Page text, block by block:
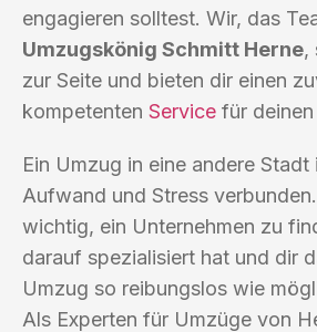
engagieren solltest. Wir, das
Umzugskönig Schmitt Herne,
zur Seite und bieten dir einen
kompetenten Service für
Ein Umzug in eine andere Stadt
Aufwand und Stress
wichtig, ein Unternehmen zu
darauf spezialisiert hat und dir
Umzug so reibungslos wie
Als Experten für Umzüge von